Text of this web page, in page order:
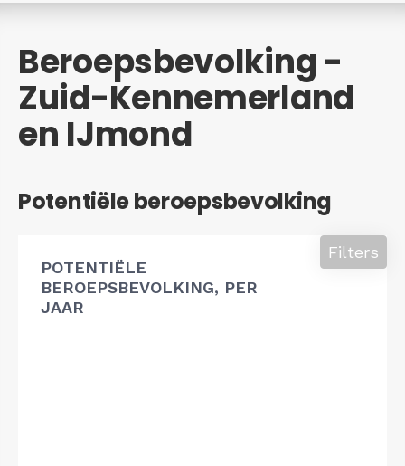
Beroepsbevolking -
Zuid-Kennemerland
en IJmond
Potentiële beroepsbevolking
POTENTIËLE
BEROEPSBEVOLKING, PER
JAAR
Filters